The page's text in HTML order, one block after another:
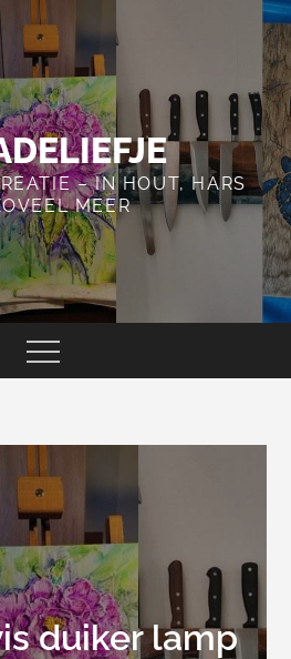
– IN HOUT, HARS
MEER
duiker lamp